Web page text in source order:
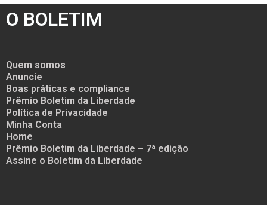
O BOLETIM
Quem somos
Anuncie
Boas práticas e compliance
Prêmio Boletim da Liberdade
Política de Privacidade
Minha Conta
Home
Prêmio Boletim da Liberdade – 7ª edição
Assine o Boletim da Liberdade